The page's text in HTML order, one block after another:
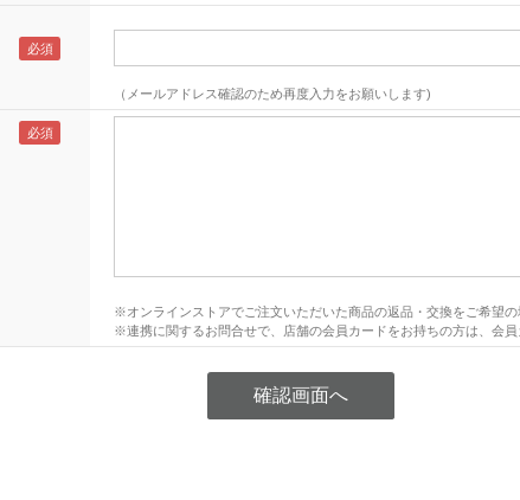
（メールアドレス確認のため再度入力をお願いします)
※オンラインストアでご注文いただいた商品の返品・交換をご希望
※連携に関するお問合せで、店舗の会員カードをお持ちの方は、会員